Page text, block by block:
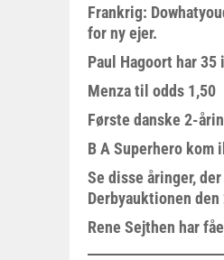
Frankrig:
for ny ejer.
Paul Hagoort har
Menza til odds 1,50
Første danske 2-
B A Superhero kom
Se disse åringer,
Derbyauktionen den
Rene Sejthen har